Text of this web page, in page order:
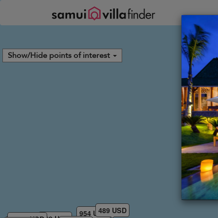
Show/Hide points of interest
954 USD333 USD
489 USD
Pannello di gestione dei cookies